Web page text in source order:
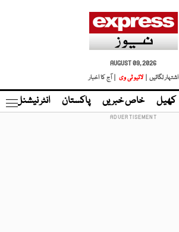
AUGUST 09, 2026
اشتہار لگائیں |
لائیو ٹی وی | آج کا اخبار
کھیل خاص خبریں پاکستان انٹر نیشنل